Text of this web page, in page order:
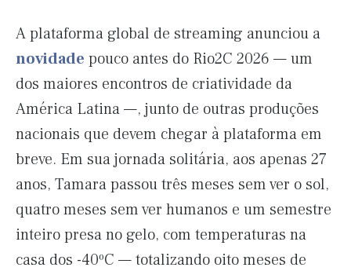
A plataforma global de streaming anunciou a
novidade pouco antes do Rio2C 2026 — um
dos maiores encontros de criatividade da
América Latina —, junto de outras produções
nacionais que devem chegar à plataforma em
breve. Em sua jornada solitária, aos apenas 27
anos, Tamara passou três meses sem ver o sol,
quatro meses sem ver humanos e um semestre
inteiro presa no gelo, com temperaturas na
casa dos -40ºC — totalizando oito meses de